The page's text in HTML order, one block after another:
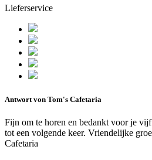
Lieferservice
Antwort von Tom's Cafetaria
Fijn om te horen en bedankt voor je
tot een volgende keer. Vriendelijke
Cafetaria